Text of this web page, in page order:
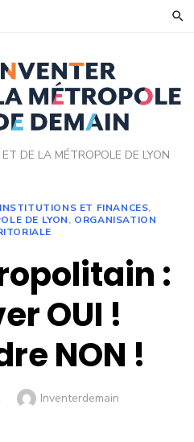
DE LA MÉTROPOLE DE LYON
INSTITUTIONS ET FINANCES,
DE LYON, ORGANISATION
:
OUI !
NON !
Author
Inventerdemain